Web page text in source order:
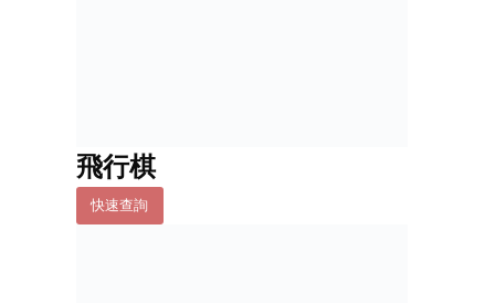
飛行棋
快速查詢